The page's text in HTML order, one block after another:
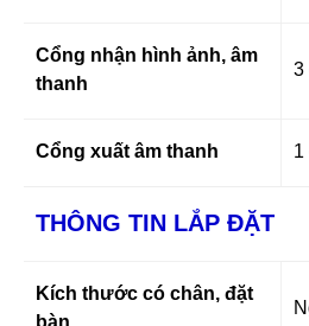
Cổng nhận hình ảnh, âm
thanh
3
Cổng xuất âm thanh 1
THÔNG TIN LẮP ĐẶT
Kích thước có chân, đặt
bàn